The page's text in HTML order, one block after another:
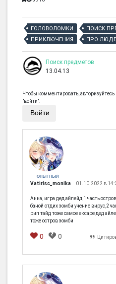
ГОЛОВОЛОМКИ
ПОИСК
ПРИКЛЮЧЕНИЯ
ПРО
Поиск предметов
13.04.13
Чтобы комментировать,
"войти".
Войти
ОПЫТНЫЙ
Vatirisc_monika 01.10.2022 в
Анна, игра дед айлейд 1 часть остров
баной отдих зомби учение вирус,2
рип тайд тоже самое ексаре дед
тоже остров зомби
0 0